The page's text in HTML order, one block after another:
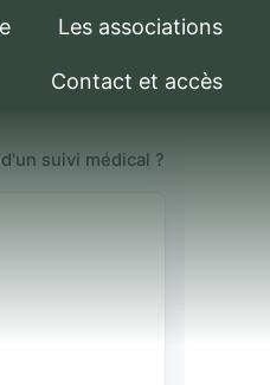
Les associations
Contact et accès
suivi médical ?